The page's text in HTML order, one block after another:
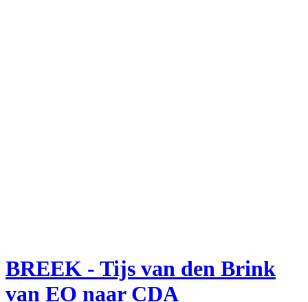
BREEK - Tijs van den Brink
van EO naar CDA